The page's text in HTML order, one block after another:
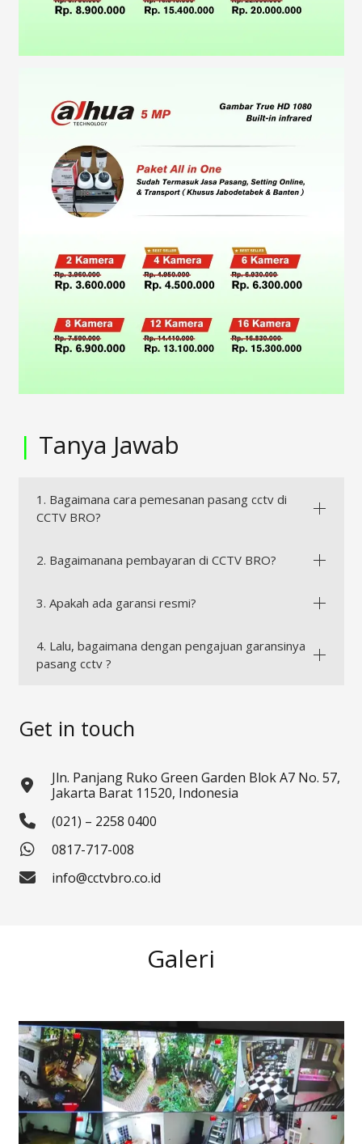
| Tanya Jawab
1. Bagaimana cara pemesanan pasang cctv di
CCTV BRO?
2. Bagaimanana pembayaran di CCTV BRO?
3. Apakah ada garansi resmi?
4. Lalu, bagaimana dengan pengajuan garansinya
pasang cctv ?
Get in touch
Jln. Panjang Ruko Green Garden Blok A7 No. 57,
Jakarta Barat 11520, Indonesia
(021) – 2258 0400
0817-717-008
info@cctvbro.co.id
Galeri